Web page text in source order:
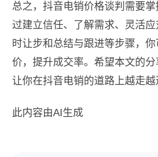
总之，抖音电销价格谈判需要
过建立信任、了解需求、灵活
时让步和总结与跟进等步骤，
价，提升成交率。希望本文的分
让你在抖音电销的道路上越走越
此内容由AI生成